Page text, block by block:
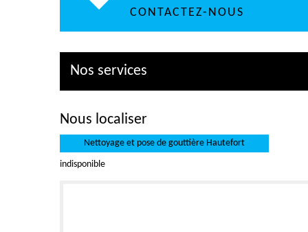
CONTACTEZ-NOUS
Nos services
Nous localiser
Nettoyage et pose de gouttière Hautefort
indisponible